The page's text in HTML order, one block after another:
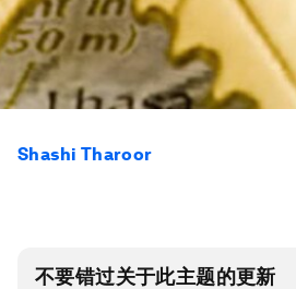
Shashi Tharoor
不要错过关于此主题的更新